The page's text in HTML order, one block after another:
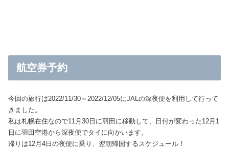
航空券予約
今回の旅行は2022/11/30～2022/12/05にJALの深夜便を利用して行って
きました。
私は札幌在住なので11月30日に羽田に移動して、日付が変わった12月1
日に羽田空港から深夜便でタイに向かいます。
帰りは12月4日の夜便に乗り、翌朝帰国するスケジュール！